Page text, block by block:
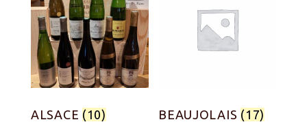
ALSACE (10) BEAUJOLAIS (17)